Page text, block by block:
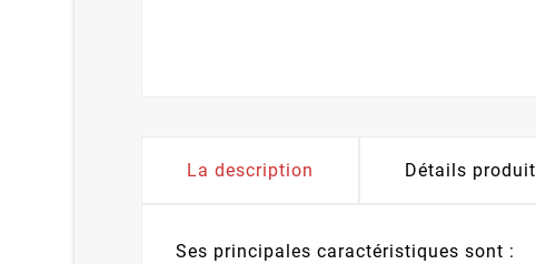
La description Détails produit
Ses principales caractéristiques sont :